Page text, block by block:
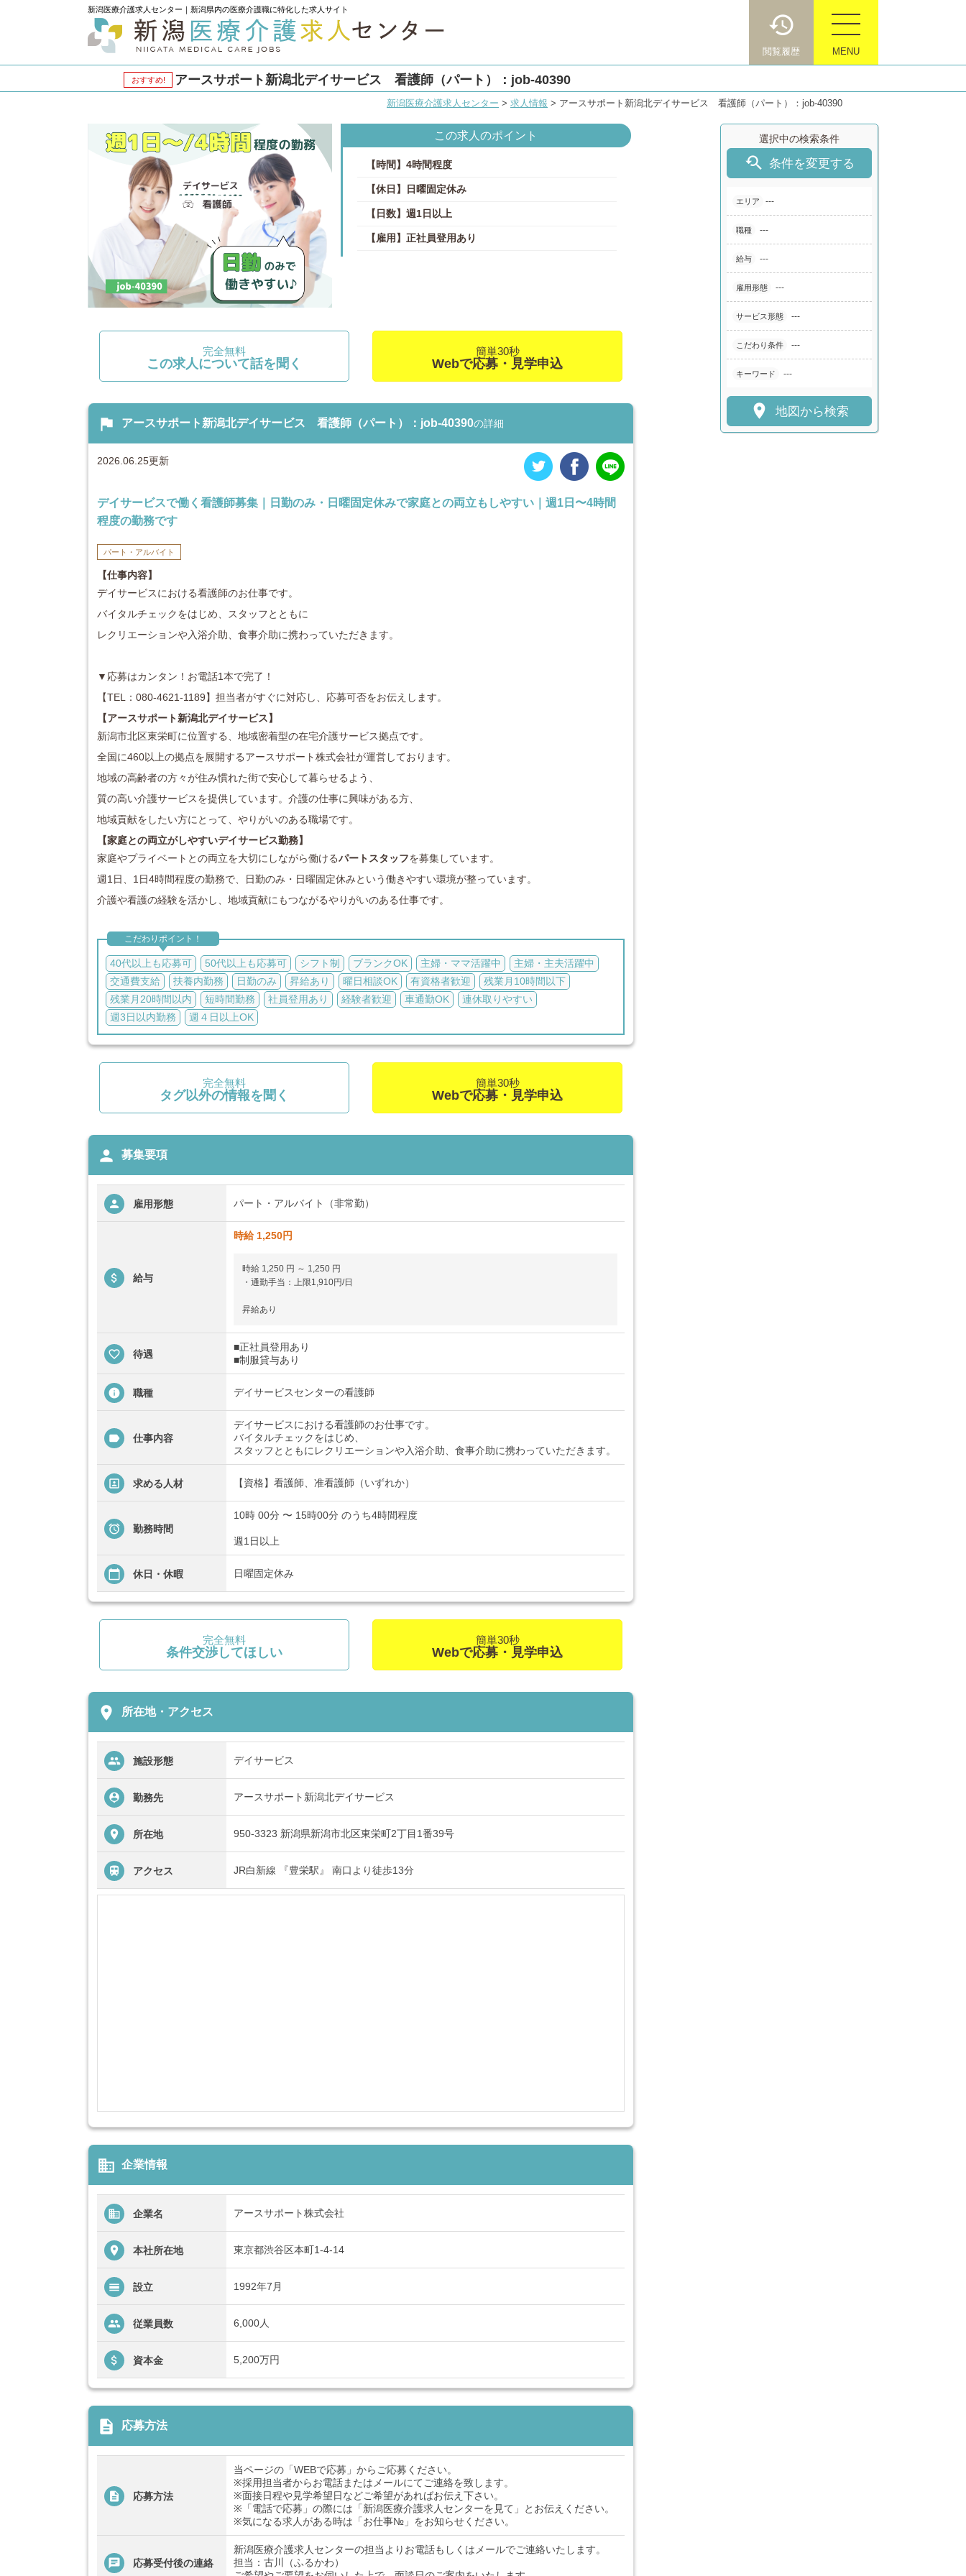
新潟医療介護求人センター｜新潟県内の医療介護職に特化した求人サイト
MENU
閲覧履歴
おすすめ! アースサポート新潟北デイサービス 看護師（パート）：job-40390
新潟医療介護求人センター > 求人情報 > アースサポート新潟北デイサービス 看護師（パート）：job-40390
選択中の検索条件
 条件を変更する
エリア ---
職種 ---
給与 ---
雇用形態 ---
サービス形態 ---
こだわり条件 ---
キーワード ---
 地図から検索
この求人のポイント
【時間】4時間程度
【休日】日曜固定休み
【日数】週1日以上
【雇用】正社員登用あり
完全無料
この求人について話を聞く
簡単30秒
Webで応募・見学申込
flag アースサポート新潟北デイサービス 看護師（パート）：job-40390の詳細
2026.06.25更新
デイサービスで働く看護師募集｜日勤のみ・日曜固定休みで家庭との両立もしやすい｜週1日〜4時間
程度の勤務です
パート・アルバイト
【仕事内容】
デイサービスにおける看護師のお仕事です。
バイタルチェックをはじめ、スタッフとともに
レクリエーションや入浴介助、食事介助に携わっていただきます。
▼応募はカンタン！お電話1本で完了！
【TEL：080-4621-1189】担当者がすぐに対応し、応募可否をお伝えします。
【アースサポート新潟北デイサービス】
新潟市北区東栄町に位置する、地域密着型の在宅介護サービス拠点です。
全国に460以上の拠点を展開するアースサポート株式会社が運営しております。
地域の高齢者の方々が住み慣れた街で安心して暮らせるよう、
質の高い介護サービスを提供しています。 介護の仕事に興味がある方、
地域貢献をしたい方にとって、やりがいのある職場です。
【家庭との両立がしやすいデイサービス勤務】
家庭やプライベートとの両立を大切にしながら働けるパートスタッフを募集しています。
週1日、1日4時間程度の勤務で、日勤のみ・日曜固定休みという働きやすい環境が整っています。
介護や看護の経験を活かし、地域貢献にもつながるやりがいのある仕事です。
こだわりポイント！
40代以上も応募可 50代以上も応募可 シフト制 ブランクOK 主婦・ママ活躍中
主婦・主夫活躍中
交通費支給
扶養内勤務 日勤のみ 昇給あり 曜日相談OK 有資格者歓迎
残業月10時間以下
残業月20時間以内
短時間勤務 社員登用あり 経験者歓迎 車通勤OK
連休取りやすい
週3日以内勤務
週４日以上OK
完全無料
タグ以外の情報を聞く
簡単30秒
Webで応募・見学申込
person 募集要項
雇用形態 パート・アルバイト（非常勤）
給与
時給 1,250円
時給 1,250 円 ～ 1,250 円
・通勤手当：上限1,910円/日
昇給あり
待遇
■正社員登用あり
■制服貸与あり
職種 デイサービスセンターの看護師
仕事内容
デイサービスにおける看護師のお仕事です。
バイタルチェックをはじめ、
スタッフとともにレクリエーションや入浴介助、食事介助に携わっていただきます。
求める人材 【資格】看護師、准看護師（いずれか）
勤務時間
10時 00分 〜 15時00分 のうち4時間程度
週1日以上
休日・休暇 日曜固定休み
完全無料
条件交渉してほしい
簡単30秒
Webで応募・見学申込
place 所在地・アクセス
施設形態 デイサービス
勤務先 アースサポート新潟北デイサービス
所在地 950-3323 新潟県新潟市北区東栄町2丁目1番39号
アクセス JR白新線 『豊栄駅』 南口より徒歩13分
business 企業情報
企業名 アースサポート株式会社
本社所在地 東京都渋谷区本町1-4-14
設立 1992年7月
従業員数 6,000人
資本金 5,200万円
description 応募方法
応募方法
当ページの「WEBで応募」からご応募ください。
※採用担当者からお電話またはメールにてご連絡を致します。
※面接日程や見学希望日などご希望があればお伝え下さい。
※「電話で応募」の際には「新潟医療介護求人センターを見て」とお伝えください。
※気になる求人がある時は「お仕事№」をお知らせください。
応募受付後の連絡
新潟医療介護求人センターの担当よりお電話もしくはメールでご連絡いたします。
担当：古川（ふるかわ）